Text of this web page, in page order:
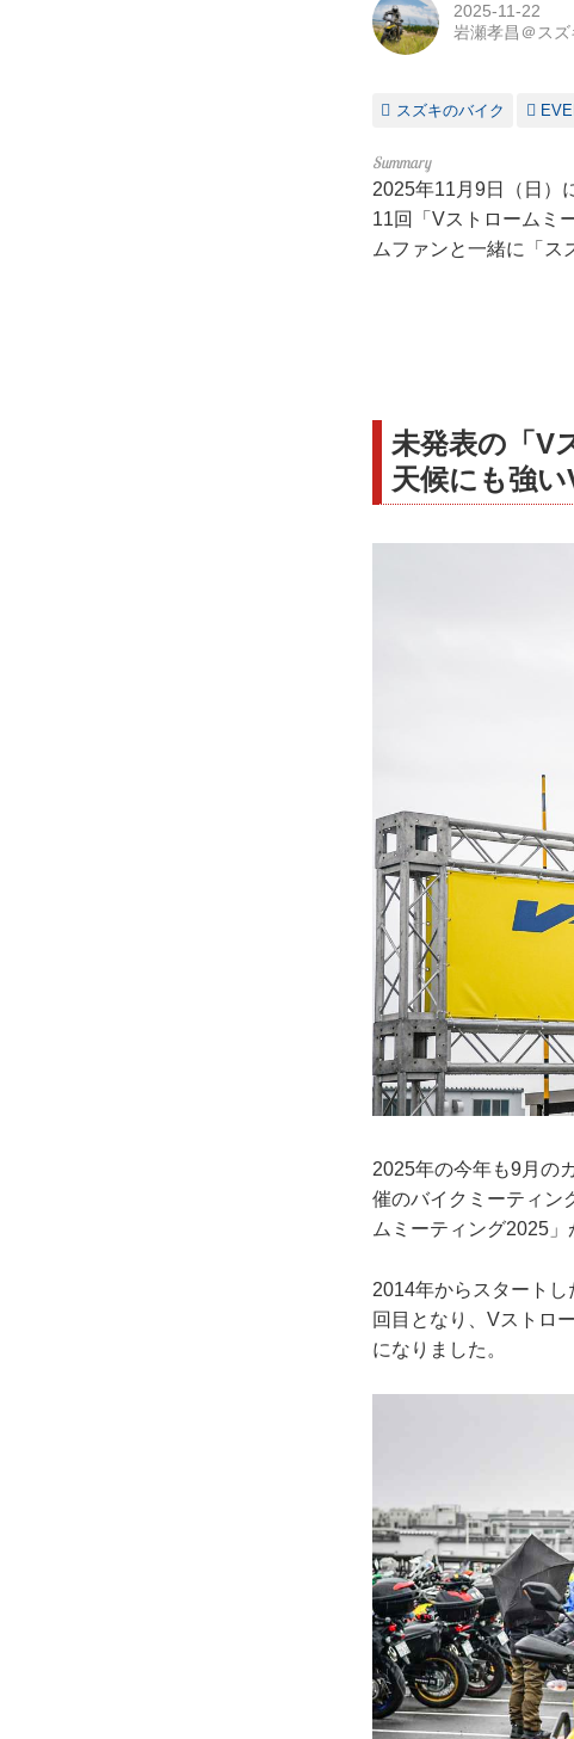
2025-11-22
岩瀬孝昌＠ス
スズキのバイク
2025年11月9日（日）
11回「Vストロームミ
ムファンと一緒に「ス
未発表の「V
天候にも強
2025年の今年も9月の
催のバイクミーティン
ムミーティング2025」
2014年からスタート
回目となり、Vストロ
になりました。